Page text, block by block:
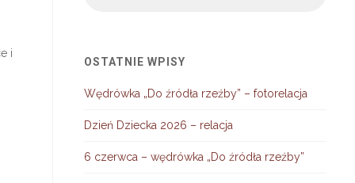
i
OSTATNIE WPISY
Wędrówka „Do źródła rzeźby” – fotorelacja
Dzień Dziecka 2026 – relacja
6 czerwca – wędrówka „Do źródła rzeźby”